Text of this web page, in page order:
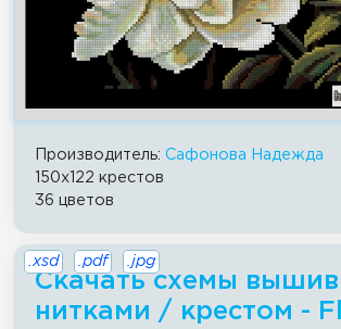
Производитель: Сафонова Надежда
150x122 крестов
36 цветов
Скачать схемы
нитками / крестом -
.xsd .pdf .jpg